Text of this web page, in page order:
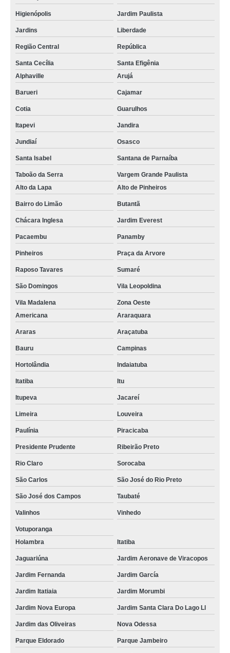
Higienópolis Jardim Paulista
Jardins Liberdade
Região Central República
Santa Cecília
Santa Efigênia
Alphaville
Arujá
Barueri Cajamar
Cotia Guarulhos
Itapevi Jandira
Jundiaí Osasco
Santa Isabel Santana de Parnaíba
Taboão da Serra
Vargem Grande Paulista
Alto da Lapa
Alto de Pinheiros
Bairro do Limão Butantã
Chácara Inglesa Jardim Everest
Pacaembu Panamby
Pinheiros Praça da Arvore
Raposo Tavares Sumaré
São Domingos Vila Leopoldina
Vila Madalena
Zona Oeste
Americana
Araraquara
Araras Araçatuba
Bauru Campinas
Hortolândia Indaiatuba
Itatiba Itu
Itupeva Jacareí
Limeira Louveira
Paulínia Piracicaba
Presidente Prudente Ribeirão Preto
Rio Claro Sorocaba
São Carlos São José do Rio Preto
São José dos Campos Taubaté
Valinhos Vinhedo
Votuporanga
Holambra
Itatiba
Jaguariúna Jardim Aeronave de Viracopos
Jardim Fernanda Jardim García
Jardim Itatiaia Jardim Morumbi
Jardim Nova Europa Jardim Santa Clara Do Lago Ll
Jardim das Oliveiras Nova Odessa
Parque Eldorado Parque Jambeiro